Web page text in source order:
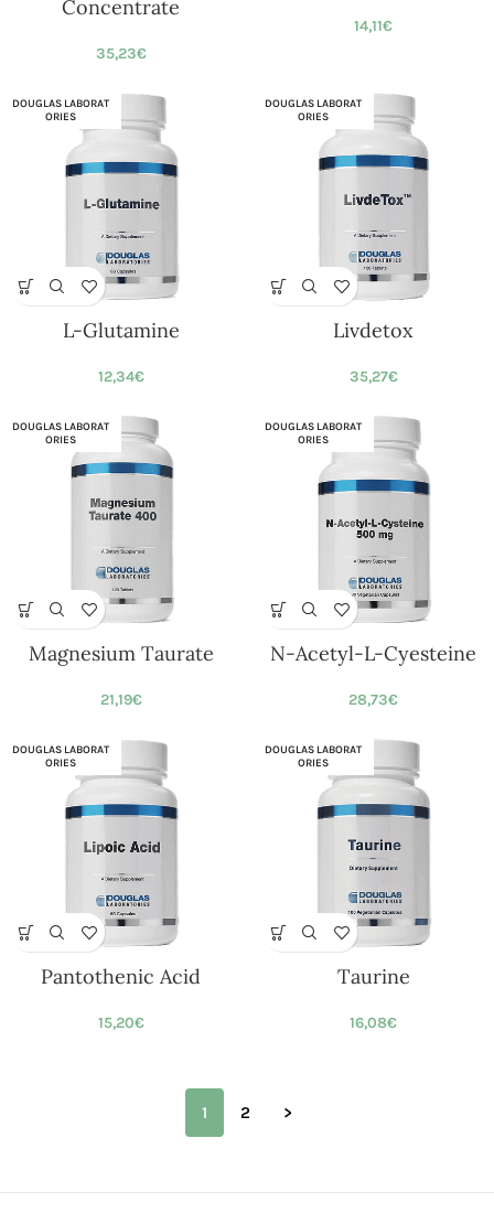
Concentrate
35,23€
14,11€
DOUGLAS LABORAT
ORIES
L-Glutamine
12,34€
DOUGLAS LABORAT
ORIES
Livdetox
35,27€
DOUGLAS LABORAT
ORIES
Magnesium Taurate
21,19€
DOUGLAS LABORAT
ORIES
N-Acetyl-L-Cyesteine
28,73€
DOUGLAS LABORAT
ORIES
Pantothenic Acid
15,20€
DOUGLAS LABORAT
ORIES
Taurine
16,08€
1 2 >